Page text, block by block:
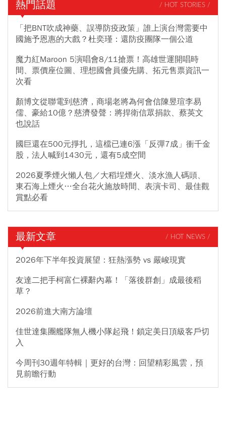
熱門話題 / HOT STORIES /
「把BNT吹成神藥、誤導防疫政策」誰上演台灣需要中
國施予恩惠的大戲？杜奕瑾：還防疫團隊一個公道
魔力紅Maroon 5演唱會8/11搶票！高雄世運開唱時
間、票價座位圖、理想國會員優先購、拓元售票資訊一
次看
顏博文從聯電到慈濟，商場老將為何會信陳昱瑄李易
儒、豪給10億？慈濟發聲：將捍衛信眾捐款、蔡英文
也說話
國巨還在500元掙扎，這檔已連6漲「反彈7成」衝千金
股，法人喊到1430元，還有5成空間
2026夏季煙火懶人包／大稻埕煙火、淡水漁人碼頭、
東石海上煙火…全台花火施放時間、表演卡司、最佳觀
賞點必看
最新文章 / HOT NEWS /
2026年下半年投資展望：狂熱漲勢 vs 嚴峻現實
友達二把手柯富仁裸辭內幕！「落後群創」成最後稻
草？
2026前進大南方論壇
佳世達集團艦隊無人機小隊起飛！鎖定美日頂級客戶切
入
今周刊30週年特輯｜更好的台灣：回望精彩風雲，預
見前瞻行動